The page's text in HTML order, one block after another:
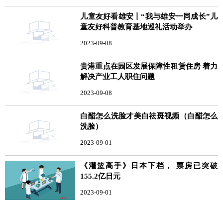
儿童友好看雄安丨“我与雄安一同成长”儿
童友好科普教育基地巡礼活动举办
2023-09-08
贵港重点在园区发展保障性租赁住房 着力
解决产业工人职住问题
2023-09-08
白醋怎么洗脸才美白祛斑视频（白醋怎么
洗脸）
2023-09-01
《灌篮高手》日本下档， 票房已突破
155.2亿日元
2023-09-01